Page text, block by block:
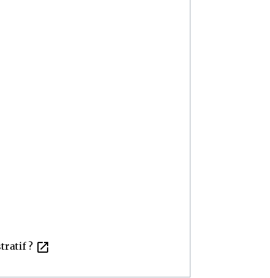
? open_in_new